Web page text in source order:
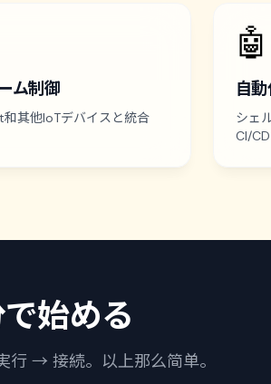
ム制御
其他IoTデバイスと統合
🤖
自
シェ
CI/CD
始める
→ 接続。以上那么简单。